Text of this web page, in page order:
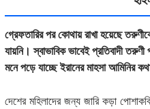
গ্রেফতারির পর কোথায় রাখা হয়েছে
যায়নি। স্বাভাবিক ভাবেই প্রতিবাদী
মনে পড়ে যাচ্ছে ইরানের মাহসা আমিনির
দেশের মহিলাদের জন্য জারি কড়া